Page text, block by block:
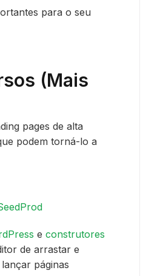
para o seu
(Mais
pages de alta
podem torná-lo a
e construtores
de arrastar e
páginas